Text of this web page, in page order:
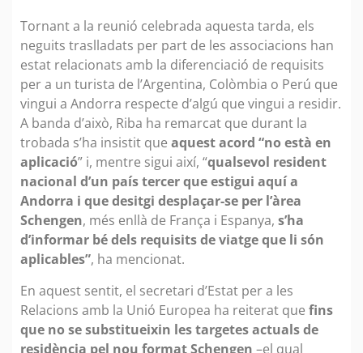
Tornant a la reunió celebrada aquesta tarda, els
neguits traslladats per part de les associacions han
estat relacionats amb la diferenciació de requisits
per a un turista de l’Argentina, Colòmbia o Perú que
vingui a Andorra respecte d’algú que vingui a residir.
A banda d’això, Riba ha remarcat que durant la
trobada s’ha insistit que aquest acord “no està en
aplicació” i, mentre sigui així, “qualsevol resident
nacional d’un país tercer que estigui aquí a
Andorra i que desitgi desplaçar-se per l’àrea
Schengen, més enllà de França i Espanya, s’ha
d’informar bé dels requisits de viatge que li són
aplicables”, ha mencionat.
En aquest sentit, el secretari d’Estat per a les
Relacions amb la Unió Europea ha reiterat que fins
que no se substitueixin les targetes actuals de
residència pel nou format Schengen –el qual